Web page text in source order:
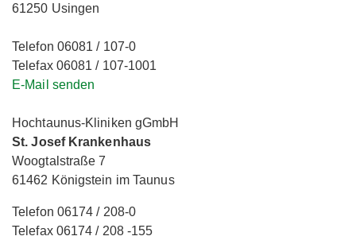
61250 Usingen
Telefon 06081 / 107-0
Telefax 06081 / 107-1001
E-Mail senden
Hochtaunus-Kliniken gGmbH
St. Josef Krankenhaus
Woogtalstraße 7
61462 Königstein im Taunus
Telefon 06174 / 208-0
Telefax 06174 / 208 -155